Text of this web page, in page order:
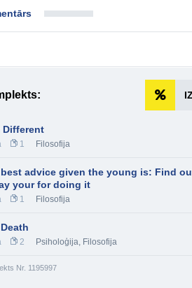
Different
1 Filosofija
advice given the young is: Find
your for doing it
1 Filosofija
2 Psiholoģija, Filosofija
Nr. 1195997